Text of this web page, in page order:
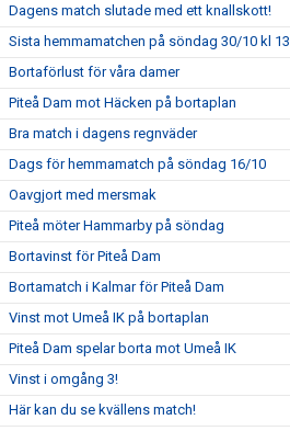
Dagens match slutade med ett knallskott!
Sista hemmamatchen på söndag 30/10 kl 13
Bortaförlust för våra damer
Piteå Dam mot Häcken på bortaplan
Bra match i dagens regnväder
Dags för hemmamatch på söndag 16/10
Oavgjort med mersmak
Piteå möter Hammarby på söndag
Bortavinst för Piteå Dam
Bortamatch i Kalmar för Piteå Dam
Vinst mot Umeå IK på bortaplan
Piteå Dam spelar borta mot Umeå IK
Vinst i omgång 3!
Här kan du se kvällens match!